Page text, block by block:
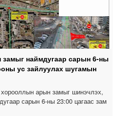
наймдугаар сарын 6-ны
ус зайлуулах шугамын
арын замыг шинэчлэх,
сарын 6-ны 23:00 цагаас зам